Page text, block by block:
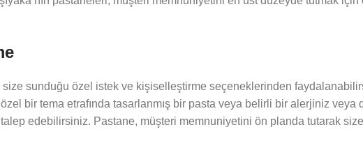
sunduğu özel istek ve kişiselleştirme seçeneklerinden
bir tema etrafında tasarlanmış bir pasta veya belirli bir alerjiniz veya
edebilirsiniz. Pastane, müşteri memnuniyetini ön planda tutarak